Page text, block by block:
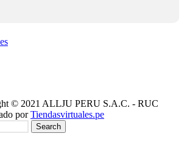
© 2021 ALLJU PERU S.A.C. - RUC
porTiendasvirtuales.pe
Search